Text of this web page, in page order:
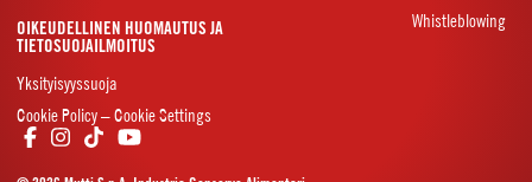
Whistleblowing
OIKEUDELLINEN HUOMAUTUS JA
TIETOSUOJAILMOITUS
Yksityisyyssuoja
Cookie Policy – Cookie Settings